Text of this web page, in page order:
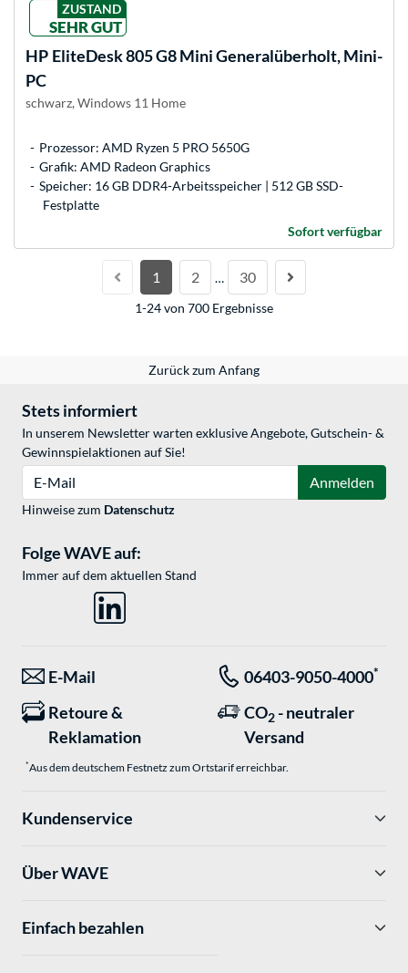
ZUSTAND
SEHR GUT
HP EliteDesk 805 G8 Mini Generalüberholt, Mini-
PC
schwarz, Windows 11 Home
Prozessor: AMD Ryzen 5 PRO 5650G
Grafik: AMD Radeon Graphics
Speicher: 16 GB DDR4-Arbeitsspeicher | 512 GB SSD-
Festplatte
Sofort verfügbar
1 2 … 30
1-24 von 700 Ergebnisse
Zurück zum Anfang
Stets informiert
In unserem Newsletter warten exklusive Angebote, Gutschein- &
Gewinnspielaktionen auf Sie!
Anmelden
Hinweise zum Datenschutz
Folge WAVE auf:
Immer auf dem aktuellen Stand
E-Mail 06403-9050-4000*
Retoure &
Reklamation
CO2 - neutraler
Versand
*Aus dem deutschem Festnetz zum Ortstarif erreichbar.
Kundenservice
Über WAVE
Einfach bezahlen